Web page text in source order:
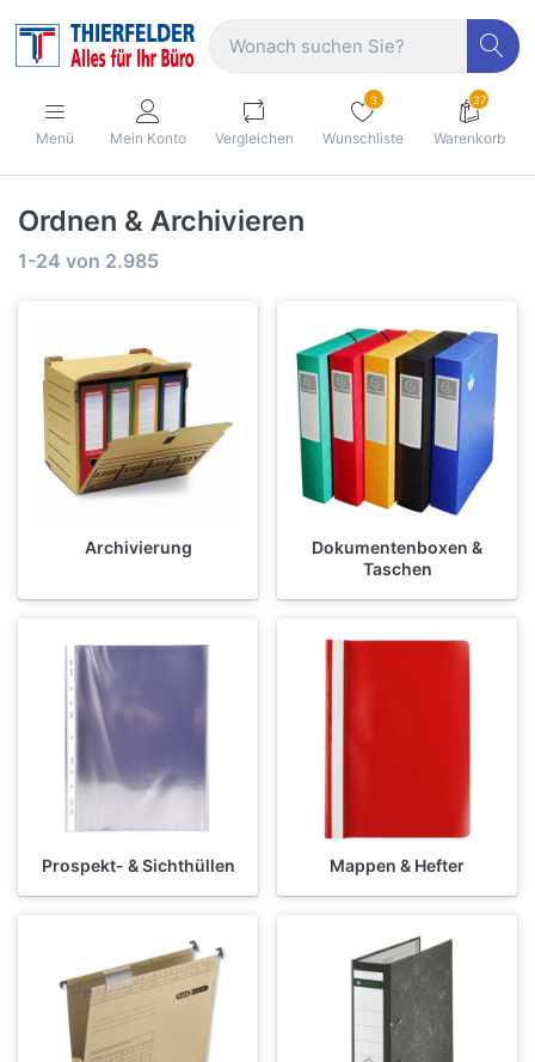
Menü Mein Konto Vergleichen
3
Wunschliste
37
Warenkorb
Ordnen & Archivieren
1-24 von 2.985
Archivierung
Dokumentenboxen &
Taschen
Prospekt- & Sichthüllen Mappen & Hefter